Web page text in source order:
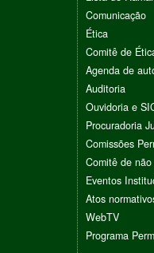
Comunicação
Ética
Comitê de
Agenda de
Auditoria
Ouvidoria e
Procuradoria
Comissões
Comitê de
Eventos
Atos
WebTV
Programa